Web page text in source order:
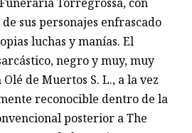
sus personajes enfrascado
luchas y manías. El
negro y muy, muy
de Muertos S. L., a la vez
reconocible dentro de la
posterior a The